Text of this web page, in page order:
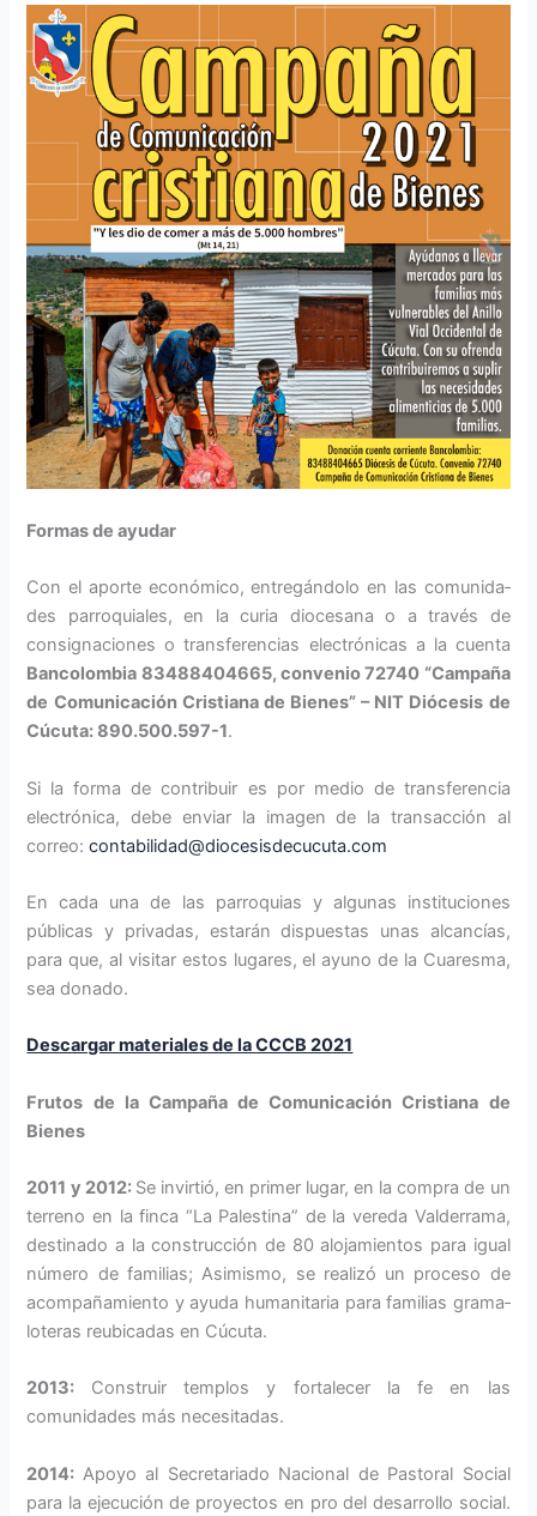
Formas de ayudar
Con el aporte eco­nómico, entregándolo en las comunida­
des parroquiales, en la curia diocesana o a través de
consignaciones o transferen­cias electrónicas a la cuenta
Bancolombia 83488404665, convenio 72740 “Campaña
de Comunicación Cristiana de Bienes” – NIT Diócesis de
Cúcuta: 890.500.597-1.
Si la forma de contribuir es por medio de trans­ferencia
electrónica, debe enviar la imagen de la tran­sacción al
correo:contabilidad@diocesisdecucuta.com
En cada una de las parroquias y algunas instituciones
públicas y privadas, estarán dispuestas unas alcancías,
para que, al visitar estos lugares, el ayuno de la Cuaresma,
sea donado.
Descargar materiales de la CCCB 2021
Frutos de la Campaña de Comunicación Cristiana de
Bienes
2011 y 2012: Se invirtió, en primer lugar, en la compra de un
terreno en la finca “La Palestina” de la vereda Valderrama,
desti­nado a la construcción de 80 alojamientos para igual
número de familias; Asimismo, se realizó un proceso de
acompañamiento y ayuda humanitaria para familias grama­
loteras reubicadas en Cúcuta.
2013: Construir templos y fortalecer la fe en las
comunidades más necesitadas.
2014: Apoyo al Secretariado Nacional de Pastoral Social
para la ejecución de pro­yectos en pro del desarrollo social.